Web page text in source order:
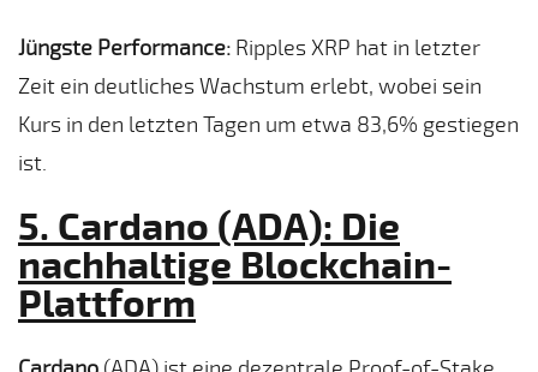
Jüngste Performance: Ripples XRP hat in letzter
Zeit ein deutliches Wachstum erlebt, wobei sein
Kurs in den letzten Tagen um etwa 83,6% gestiegen
ist.
5. Cardano (ADA): Die
nachhaltige Blockchain-
Plattform